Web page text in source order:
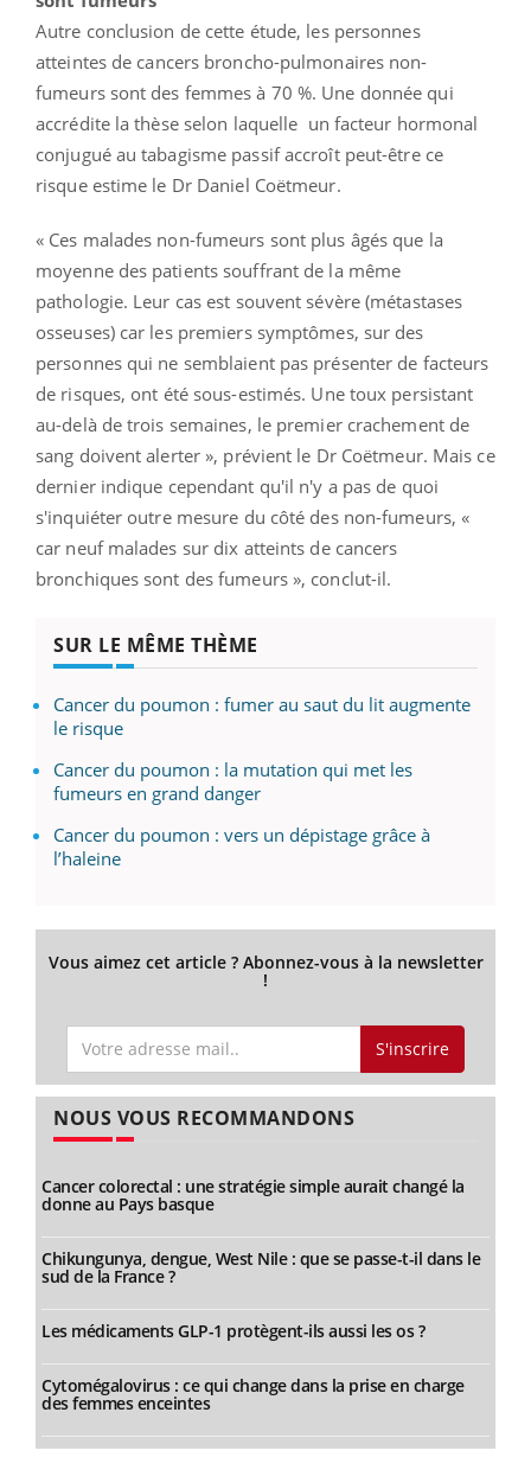
Autre conclusion de cette étude, les personnes
atteintes de cancers broncho-pulmonaires non-
fumeurs sont des femmes à 70 %. Une donnée qui
accrédite la thèse selon laquelle un facteur hormonal
conjugué au tabagisme passif accroît peut-être ce
risque estime le Dr Daniel Coëtmeur.
« Ces malades non-fumeurs sont plus âgés que la
moyenne des patients souffrant de la même
pathologie. Leur cas est souvent sévère (métastases
osseuses) car les premiers symptômes, sur des
personnes qui ne semblaient pas présenter de facteurs
de risques, ont été sous-estimés. Une toux persistant
au-delà de trois semaines, le premier crachement de
sang doivent alerter », prévient le Dr Coëtmeur. Mais ce
dernier indique cependant qu'il n'y a pas de quoi
s'inquiéter outre mesure du côté des non-fumeurs, «
car neuf malades sur dix atteints de cancers
bronchiques sont des fumeurs », conclut-il.
SUR LE MÊME THÈME
Cancer du poumon : fumer au saut du lit augmente
le risque
Cancer du poumon : la mutation qui met les
fumeurs en grand danger
Cancer du poumon : vers un dépistage grâce à
l’haleine
Vous aimez cet article ? Abonnez-vous à la newsletter
!
S'inscrire
NOUS VOUS RECOMMANDONS
Cancer colorectal : une stratégie simple aurait changé la
donne au Pays basque
Chikungunya, dengue, West Nile : que se passe-t-il dans le
sud de la France ?
Les médicaments GLP-1 protègent-ils aussi les os ?
Cytomégalovirus : ce qui change dans la prise en charge
des femmes enceintes